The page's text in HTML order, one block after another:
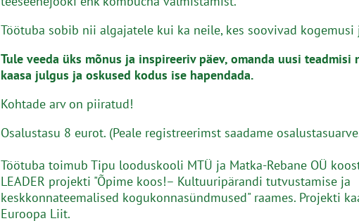
Töötuba sobib nii algajatele kui ka neile, kes soovivad kogemusi
Tule veeda üks mõnus ja inspireeriv päev, omanda uusi teadmisi
kaasa julgus ja oskused kodus ise hapendada.
Kohtade arv on piiratud!
Osalustasu 8 eurot. (Peale registreerimst saadame
Töötuba toimub Tipu looduskooli MTÜ ja Matka-Rebane OÜ
LEADER projekti "Õpime koos!– Kultuuripärandi tutvustamise ja
keskkonnateemalised kogukonnasündmused" raames. Projekti
Euroopa Liit.